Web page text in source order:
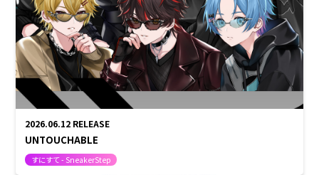
2026.06.12 RELEASE
UNTOUCHABLE
すにすて - SneakerStep